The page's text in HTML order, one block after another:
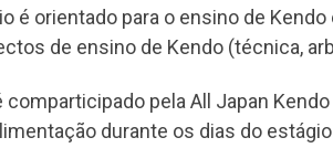
é orientado para o ensino de
de ensino de Kendo (técnica,
comparticipado pela All Japan
durante os dias do